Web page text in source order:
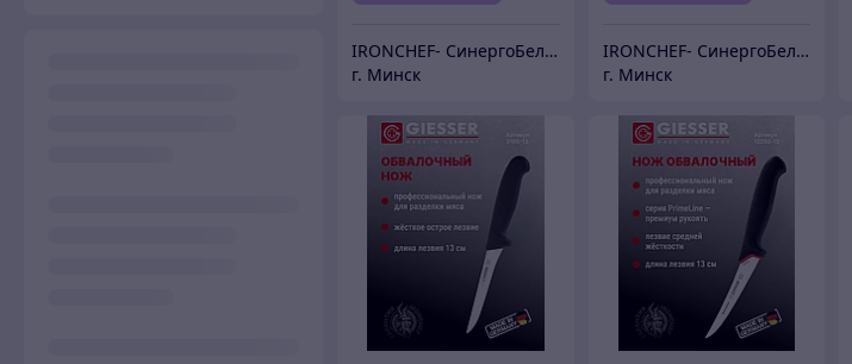
IRONCHEF- СинергоБелСервис (для юр.лиц)
г. Минск
IRONCHEF- СинергоБелСервис (для юр.лиц)
г. Минск